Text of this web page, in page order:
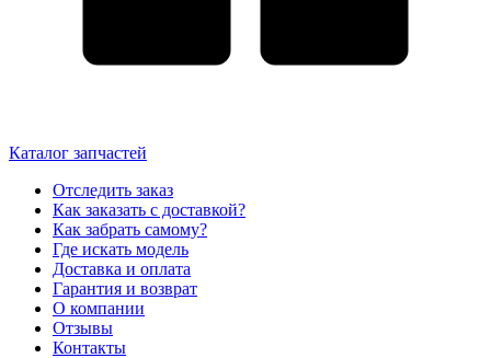
Каталог запчастей
Отследить заказ
Как заказать с доставкой?
Как забрать самому?
Где искать модель
Доставка и оплата
Гарантия и возврат
О компании
Отзывы
Контакты